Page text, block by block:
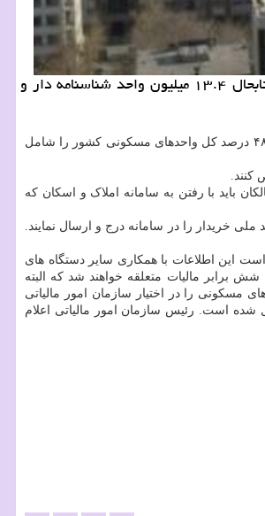
معاون وزیر راه و شهرسازی با اشاره به اینكه تا آخر شهریور ماه اطلاعات مربوط به خانه های خالی را به سازمان امور مالیاتی عرضه می دهیم اظهار داشت: تابحال ۱۳.۴ میلیون واحد شناسنامه دار و
محمود محمودزاده در گفتگو با ایسنا اظهار نمود: از حدود ۲۸ میلیون واحد مسکونی در کل کشور تا امروز ۱۳ میلیون و ۴۰۰ هزار واحد شناسایی و در واقع شناسنامه دار شدند که ۴۸ درصد کل واحدهای مسکونی کشور را شامل
باید با رفتن به سامانه املاک و اسکان که
خریدار را در سامانه درج و ارسال نمایند.
مقرر است این اطلاعات با همکاری سایر دستگاه های
برابر مالیات متعلقه خواهند شد که البته
مسکونی را در اختیار سازمان امور مالیاتی
برای مالکان بیشتر از یک واحد مسکونی ارسال شده است. رئیس سازمان امور مالیاتی اعلام